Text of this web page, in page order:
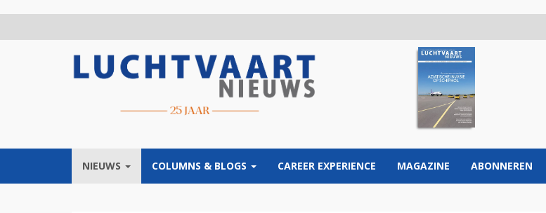
NIEUWS COLUMNS & BLOGS CAREER EXPERIENCE MAGAZINE ABONNEREN